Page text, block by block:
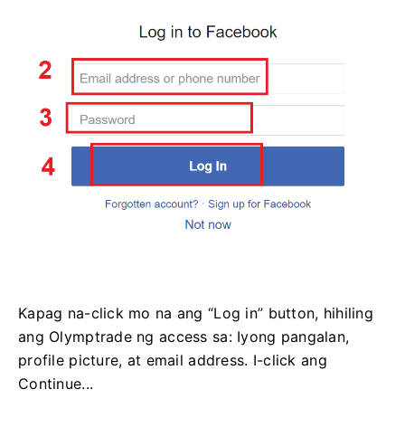
Kapag na-click mo na ang “Log in” button, hihiling
ang Olymptrade ng access sa: Iyong pangalan,
profile picture, at email address. I-click ang
Continue...